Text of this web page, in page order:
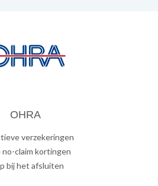
OHRA
verzekeringen
no-claim kortingen
bij het afsluiten